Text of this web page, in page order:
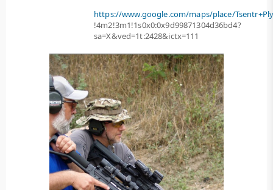
https://www.google.com/maps/place/
!4m2!3m1!1s0x0:0x9d99871304d36bd4?
sa=X&ved=1t:2428&ictx=111